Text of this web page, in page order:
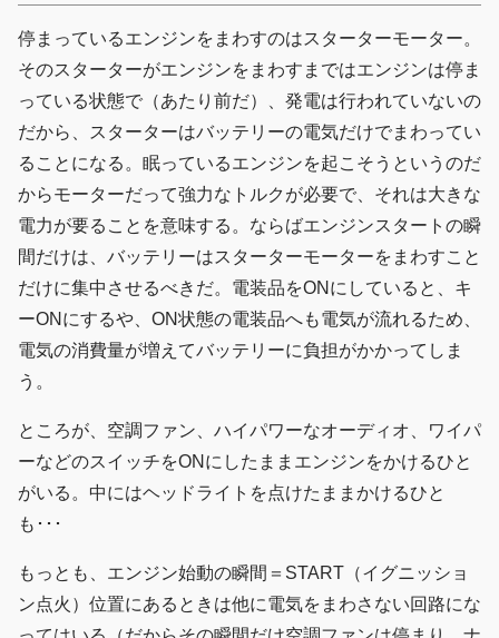
停まっているエンジンをまわすのはスターターモーター。
そのスターターがエンジンをまわすまではエンジンは停ま
っている状態で（あたり前だ）、発電は行われていないの
だから、スターターはバッテリーの電気だけでまわってい
ることになる。眠っているエンジンを起こそうというのだ
からモーターだって強力なトルクが必要で、それは大きな
電力が要ることを意味する。ならばエンジンスタートの瞬
間だけは、バッテリーはスターターモーターをまわすこと
だけに集中させるべきだ。電装品をONにしていると、キ
ーONにするや、ON状態の電装品へも電気が流れるため、
電気の消費量が増えてバッテリーに負担がかかってしま
う。
ところが、空調ファン、ハイパワーなオーディオ、ワイパ
ーなどのスイッチをONにしたままエンジンをかけるひと
がいる。中にはヘッドライトを点けたままかけるひと
も･･･
もっとも、エンジン始動の瞬間＝START（イグニッショ
ン点火）位置にあるときは他に電気をまわさない回路にな